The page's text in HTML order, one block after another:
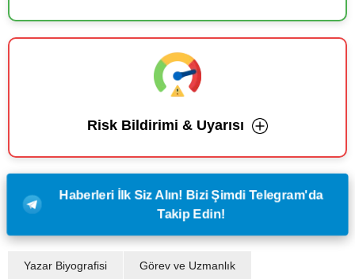
Risk Bildirimi & Uyarısı
Haberleri İlk Siz Alın! Bizi Şimdi Telegram'da
Takip Edin!
Yazar Biyografisi Görev ve Uzmanlık